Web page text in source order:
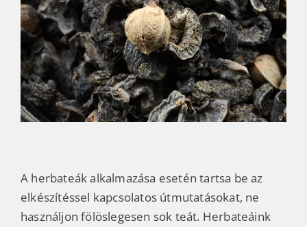
A herbateák alkalmazása esetén tartsa be az
elkészítéssel kapcsolatos útmutatásokat, ne
használjon fölöslegesen sok teát. Herbateáink